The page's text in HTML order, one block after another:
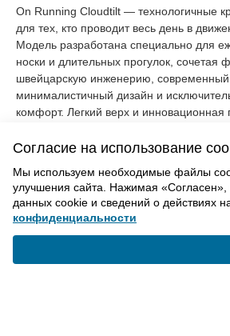
On Running Cloudtilt — технологичные
для тех, кто проводит весь день в
Модель разработана специально для
носки и длительных прогулок, сочетая
швейцарскую инженерию, современный
минималистичный дизайн и
комфорт. Легкий верх и инновационная
естественным.
Главная особенность Cloudtilt —
технологией CloudTec Phase® и пеной
которая последовательно поглощает
перекат стопы. В этой модели
пластина Speedboard, благодаря чему
ВАМ ТАКЖЕ МОЖЕТ
Согласие на использование
Мы используем необходимые файлы
улучшения сайта. Нажимая
данных cookie и сведений о действиях
конфиденциальности